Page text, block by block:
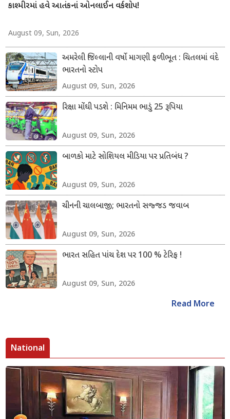
કાશ્મીરમાં હવે આતંકનાં ઓનલાઈન વર્કશોપ!
August 09, Sun, 2026
અમરેલી જિલ્લાની વર્ષો માગણી ફળીભૂત : ચિતલમાં વંદે
ભારતનો સ્ટોપ
August 09, Sun, 2026
રિક્ષા મોંઘી પડશે : મિનિમમ ભાડું 25 રૂપિયા
August 09, Sun, 2026
બાળકો માટે સોશિયલ મીડિયા પર પ્રતિબંધ ?
August 09, Sun, 2026
ચીનની ચાલબાજી; ભારતનો સજ્જડ જવાબ
August 09, Sun, 2026
ભારત સહિત પાંચ દેશ પર 100 % ટેરિફ !
August 09, Sun, 2026
Read More
National